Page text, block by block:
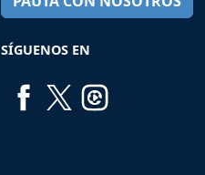
SÍGUENOS EN